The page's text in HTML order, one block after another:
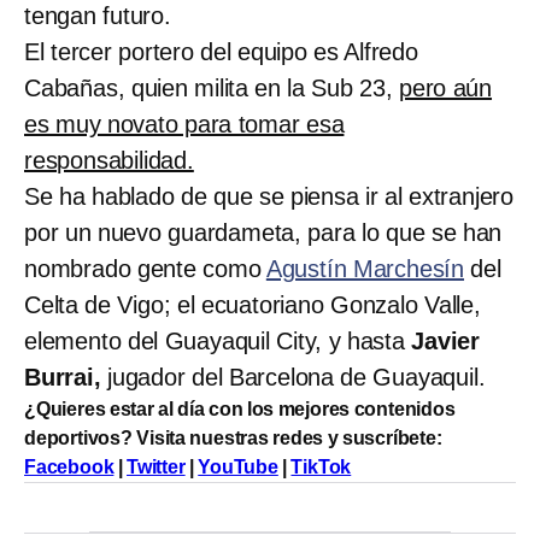
tengan futuro.
El tercer portero del equipo es Alfredo
Cabañas, quien milita en la Sub 23, pero aún
es muy novato para tomar esa
responsabilidad.
Se ha hablado de que se piensa ir al extranjero
por un nuevo guardameta, para lo que se han
nombrado gente comoAgustín Marchesín del
Celta de Vigo; el ecuatoriano Gonzalo Valle,
elemento del Guayaquil City, y hastaJavier
Burrai, jugador del Barcelona de Guayaquil.
¿Quieres estar al día con los mejores contenidos
deportivos? Visita nuestras redes y suscríbete:
Facebook|Twitter|YouTube|TikTok